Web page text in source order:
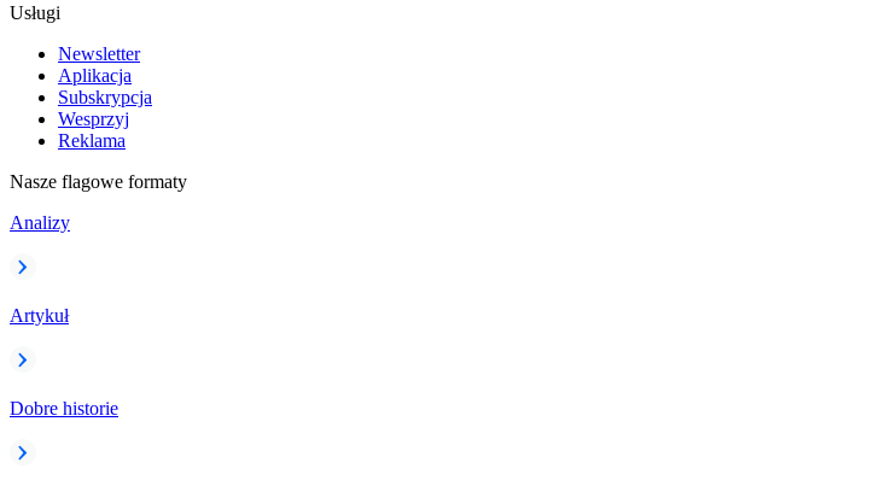
Usługi
Newsletter
Aplikacja
Subskrypcja
Wesprzyj
Reklama
Nasze flagowe formaty
Analizy
Artykuł
Dobre historie